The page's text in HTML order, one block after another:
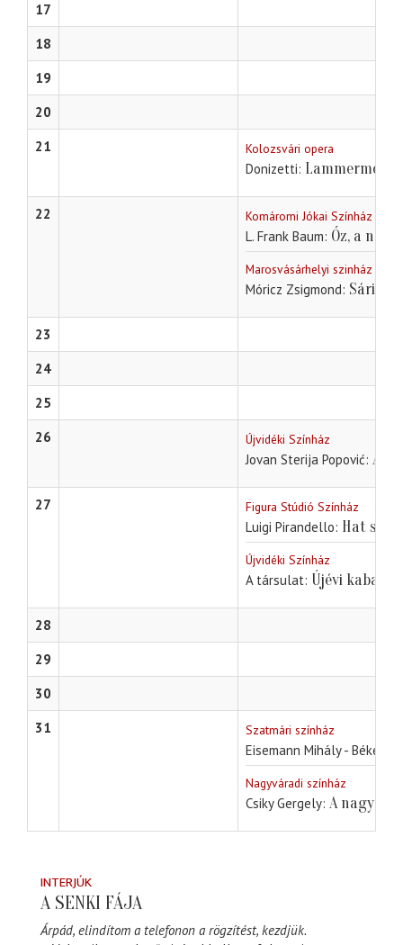
17
18
19
20
21
Kolozsvári opera
Donizetti Lammermoori
22 Komáromi Jókai Színház
L. Frank Baum Óz, a
Marosvásárhelyi szinház
Móricz Zsigmond Sári
23
24
25
26
Újvidéki Színház
Jovan Sterija Popović A
27 Figura Stúdió Színház
Luigi Pirandello Hat
Újvidéki Színház
A társulat Újévi kabaré
28
29
30
31
Szatmári színház
Eisemann Mihály - Békeffi
Nagyváradi színház
Csiky Gergely A
INTERJÚK
A SENKI FÁJA
Árpád, elindítom a telefonon a rögzítést, kezdjük.